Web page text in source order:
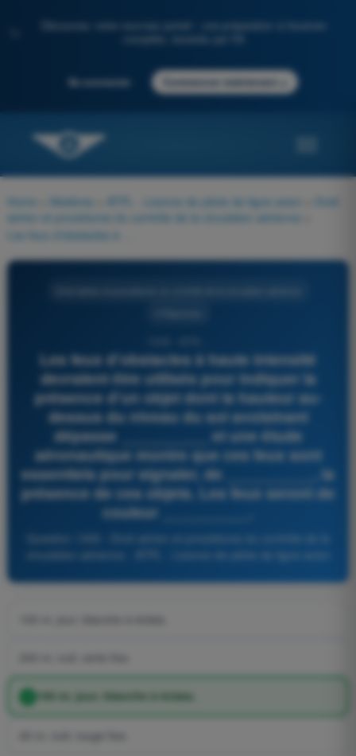
Découvrez notre nouveau portail : une préparation à l'examen
Se connecter Commencer maintenant
Home Matières ATPL - Licence de pilote de ligne avion
Droit
aérien et procédures du contrôle de la circulation aérienne
Les feux d'obstacles à haute intensité
devraient être utilisés pour indiquer la
présence d'un objet dont la hauteur au-
dessus du niveau du sol avoisinant
dépasse __________ et une étude
aéronautique montre que ces feux sont
essentiels pour signaler, de __________, la
présence de ces objets. Les feux seront de
couleur __________.
150 m; jour; blanche à éclats.